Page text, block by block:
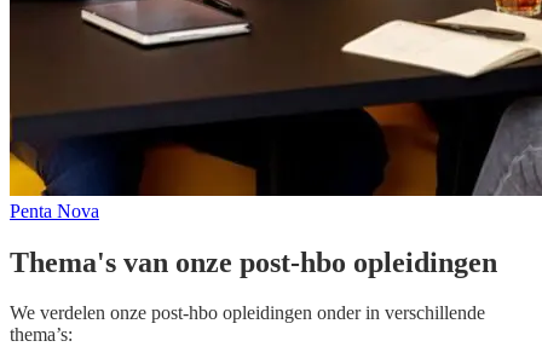
Penta Nova
Thema's van onze post-hbo opleidingen
We verdelen onze post-hbo opleidingen onder in verschillende
thema’s: